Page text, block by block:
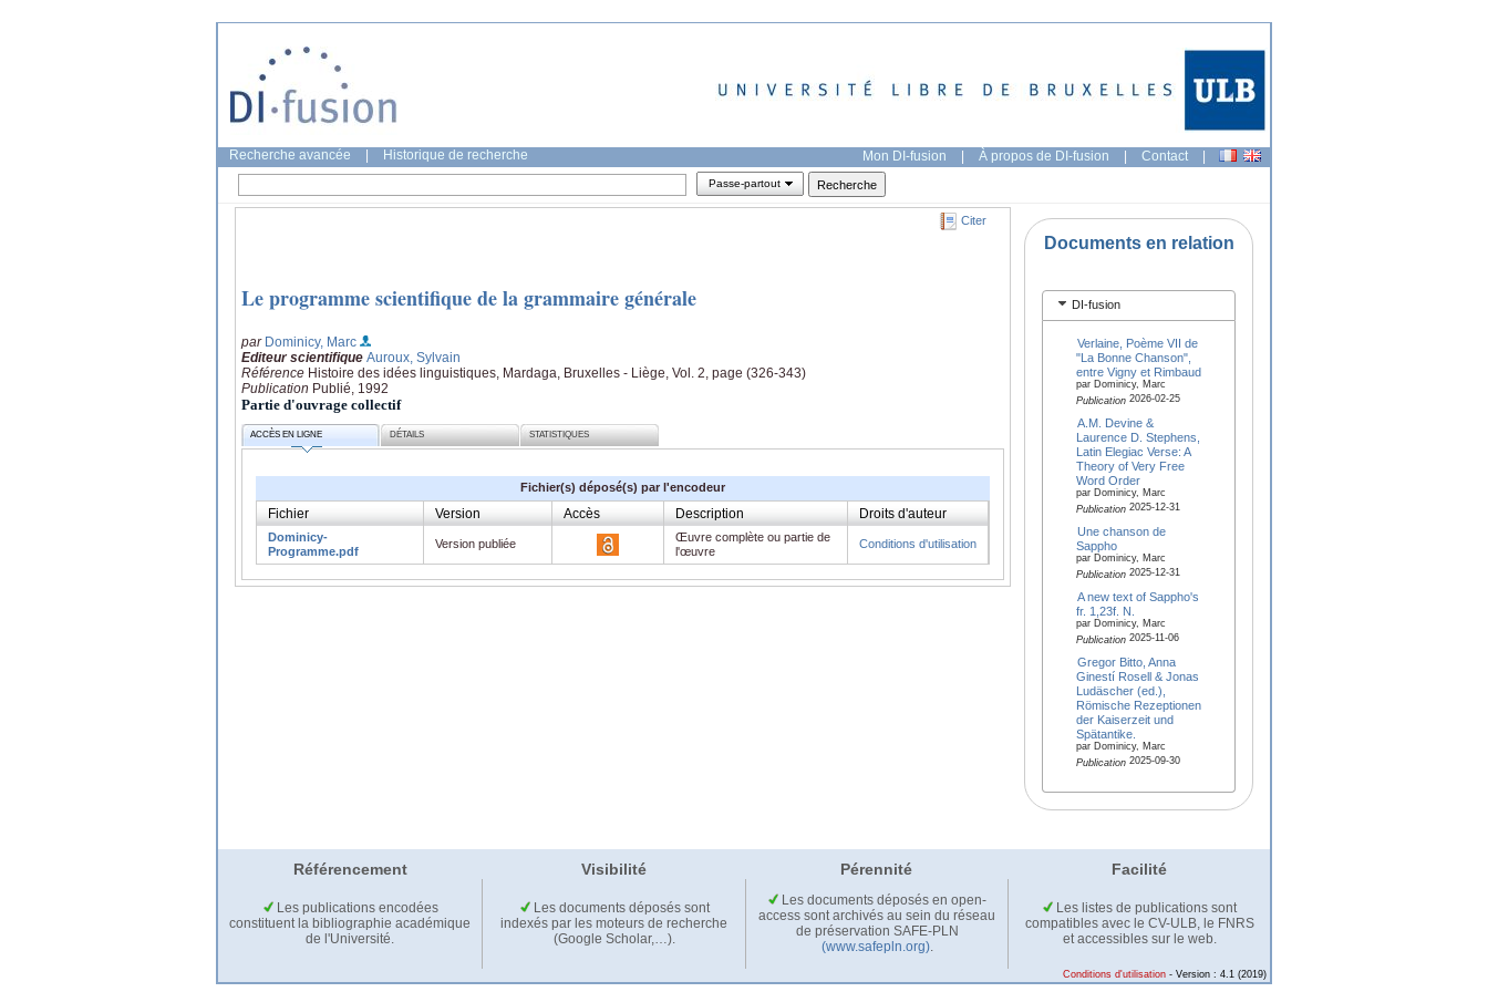
Recherche avancée Historique de recherche Mon DI-fusion | À propos de DI-fusion | Contact |
Passe-partout
Citer
Le programme scientifique de la grammaire générale
par Dominicy, Marc
Editeur scientifique Auroux, Sylvain
Référence Histoire des idées linguistiques, Mardaga, Bruxelles - Liège, Vol. 2, page (326-343)
Publication Publié, 1992
Partie d'ouvrage collectif
ACCÈS EN LIGNE DÉTAILS STATISTIQUES
Fichier(s) déposé(s) par l'encodeur
Fichier Version Accès Description Droits d'auteur
Dominicy-
Programme.pdf
Version publiée
Œuvre complète ou partie de
l'œuvre
Conditions d'utilisation
Documents en relation
DI-fusion
Verlaine, Poème VII de
"La Bonne Chanson",
entre Vigny et Rimbaud
par Dominicy, Marc
Publication2026-02-25
A.M. Devine &
Laurence D. Stephens,
Latin Elegiac Verse: A
Theory of Very Free
Word Order
par Dominicy, Marc
Publication2025-12-31
Une chanson de
Sappho
par Dominicy, Marc
Publication2025-12-31
A new text of Sappho's
fr. 1,23f. N.
par Dominicy, Marc
Publication2025-11-06
Gregor Bitto, Anna
Ginestí Rosell & Jonas
Ludäscher (ed.),
Römische Rezeptionen
der Kaiserzeit und
Spätantike.
par Dominicy, Marc
Publication2025-09-30
Référencement Visibilité Pérennité Facilité
Les publications encodées
constituent la bibliographie académique
de l'Université.
Les documents déposés sont
indexés par les moteurs de recherche
(Google Scholar,…).
Les documents déposés en open-
access sont archivés au sein du réseau
de préservation SAFE-PLN
(www.safepln.org).
Les listes de publications sont
compatibles avec le CV-ULB, le FNRS
et accessibles sur le web.
Conditions d'utilisation - Version : 4.1 (2019)